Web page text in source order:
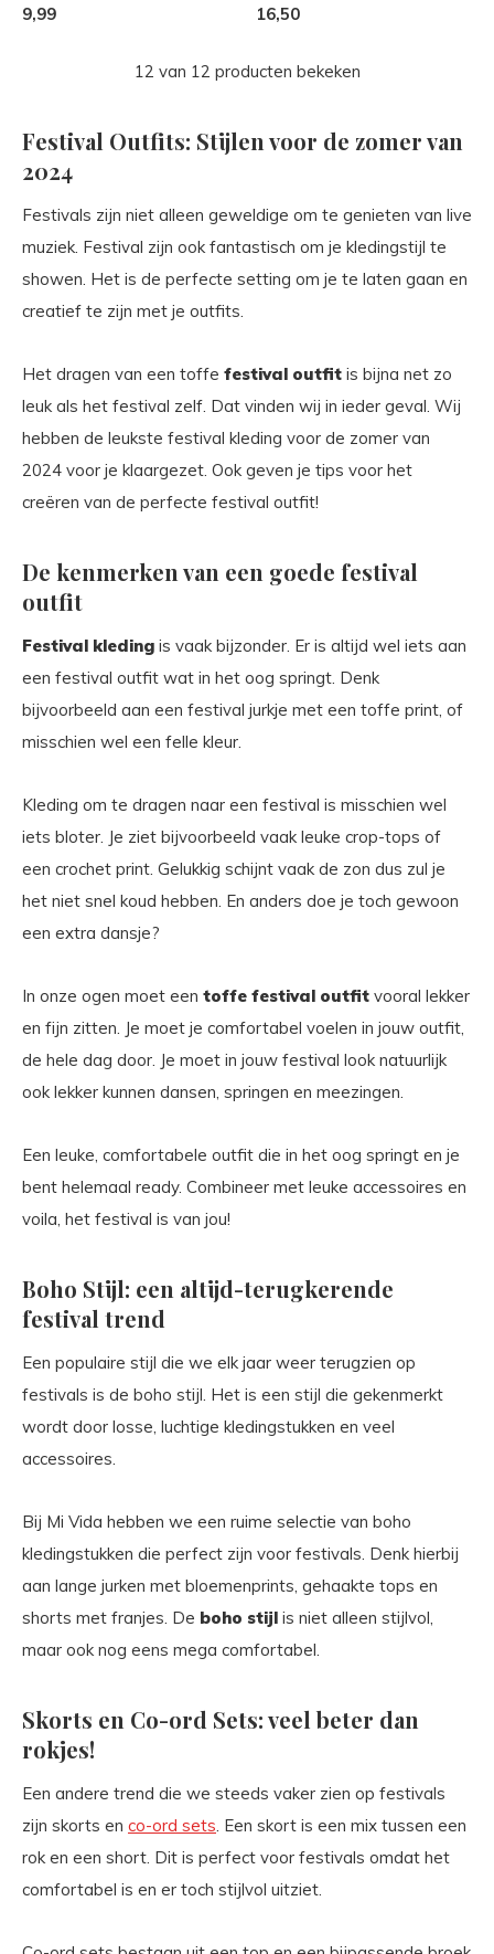
9,99 16,50
12 van 12 producten bekeken
Festival Outfits: Stijlen voor de zomer van
2024
Festivals zijn niet alleen geweldige om te genieten van live
muziek. Festival zijn ook fantastisch om je kledingstijl te
showen. Het is de perfecte setting om je te laten gaan en
creatief te zijn met je outfits.
Het dragen van een toffe festival outfit is bijna net zo
leuk als het festival zelf. Dat vinden wij in ieder geval. Wij
hebben de leukste festival kleding voor de zomer van
2024 voor je klaargezet. Ook geven je tips voor het
creëren van de perfecte festival outfit!
De kenmerken van een goede festival
outfit
Festival kleding is vaak bijzonder. Er is altijd wel iets aan
een festival outfit wat in het oog springt. Denk
bijvoorbeeld aan een festival jurkje met een toffe print, of
misschien wel een felle kleur.
Kleding om te dragen naar een festival is misschien wel
iets bloter. Je ziet bijvoorbeeld vaak leuke crop-tops of
een crochet print. Gelukkig schijnt vaak de zon dus zul je
het niet snel koud hebben. En anders doe je toch gewoon
een extra dansje?
In onze ogen moet een toffe festival outfit vooral lekker
en fijn zitten. Je moet je comfortabel voelen in jouw outfit,
de hele dag door. Je moet in jouw festival look natuurlijk
ook lekker kunnen dansen, springen en meezingen.
Een leuke, comfortabele outfit die in het oog springt en je
bent helemaal ready. Combineer met leuke accessoires en
voila, het festival is van jou!
Boho Stijl: een altijd-terugkerende
festival trend
Een populaire stijl die we elk jaar weer terugzien op
festivals is de boho stijl. Het is een stijl die gekenmerkt
wordt door losse, luchtige kledingstukken en veel
accessoires.
Bij Mi Vida hebben we een ruime selectie van boho
kledingstukken die perfect zijn voor festivals. Denk hierbij
aan lange jurken met bloemenprints, gehaakte tops en
shorts met franjes. De boho stijl is niet alleen stijlvol,
maar ook nog eens mega comfortabel.
Skorts en Co-ord Sets: veel beter dan
rokjes!
Een andere trend die we steeds vaker zien op festivals
zijn skorts en co-ord sets . Een skort is een mix tussen een
rok en een short. Dit is perfect voor festivals omdat het
comfortabel is en er toch stijlvol uitziet.